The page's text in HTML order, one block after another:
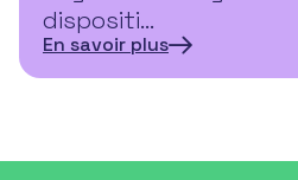
dispositi…
En savoir plus